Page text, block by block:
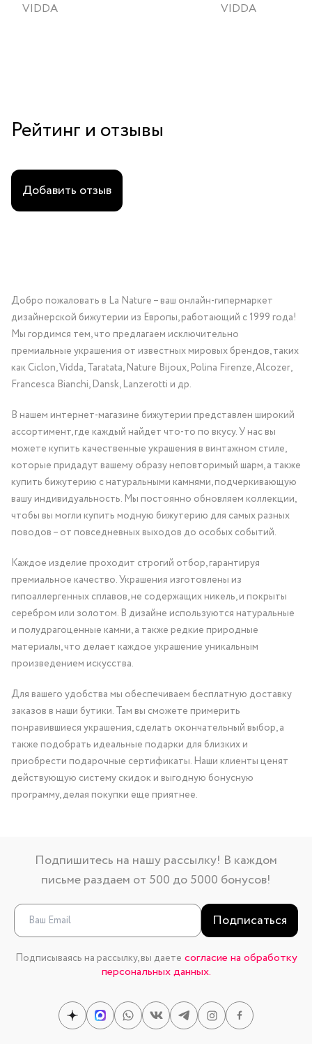
VIDDA VIDDA
Рейтинг и отзывы
Добавить отзыв
Добро пожаловать в La Nature – ваш онлайн-гипермаркет
дизайнерской бижутерии из Европы, работающий с 1999 года!
Мы гордимся тем, что предлагаем исключительно
премиальные украшения от известных мировых брендов, таких
как Ciclon, Vidda, Taratata, Nature Bijoux, Polina Firenze, Alcozer,
Francesca Bianchi, Dansk, Lanzerotti и др.
В нашем интернет-магазине бижутерии представлен широкий
ассортимент, где каждый найдет что-то по вкусу. У нас вы
можете купить качественные украшения в винтажном стиле,
которые придадут вашему образу неповторимый шарм, а также
купить бижутерию с натуральными камнями, подчеркивающую
вашу индивидуальность. Мы постоянно обновляем коллекции,
чтобы вы могли купить модную бижутерию для самых разных
поводов – от повседневных выходов до особых событий.
Каждое изделие проходит строгий отбор, гарантируя
премиальное качество. Украшения изготовлены из
гипоаллергенных сплавов, не содержащих никель, и покрыты
серебром или золотом. В дизайне используются натуральные
и полудрагоценные камни, а также редкие природные
материалы, что делает каждое украшение уникальным
произведением искусства.
Для вашего удобства мы обеспечиваем бесплатную доставку
заказов в наши бутики. Там вы сможете примерить
понравившиеся украшения, сделать окончательный выбор, а
также подобрать идеальные подарки для близких и
приобрести подарочные сертификаты. Наши клиенты ценят
действующую систему скидок и выгодную бонусную
программу, делая покупки еще приятнее.
Подпишитесь на нашу рассылку! В каждом
письме раздаем от 500 до 5000 бонусов!
Подписаться
Подписываясь на рассылку, вы даете согласие на обработку
персональных данных.